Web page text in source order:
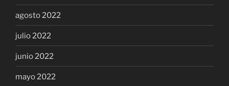
agosto 2022
julio 2022
junio 2022
mayo 2022